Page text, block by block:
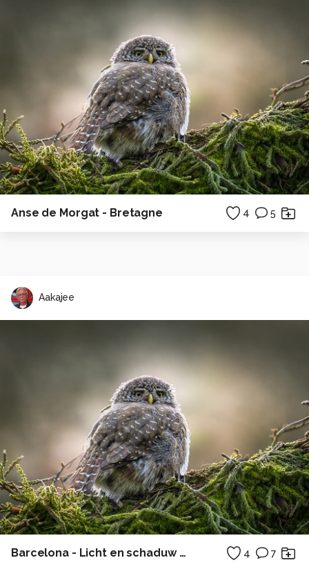
Anse de Morgat - Bretagne 4 5
Aakajee
Barcelona - Licht en schaduw Carrer de Jaume 4 7